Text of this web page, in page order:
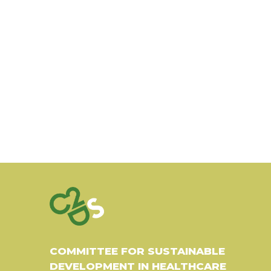
COMMITTEE FOR SUSTAINABLE
DEVELOPMENT IN HEALTHCARE